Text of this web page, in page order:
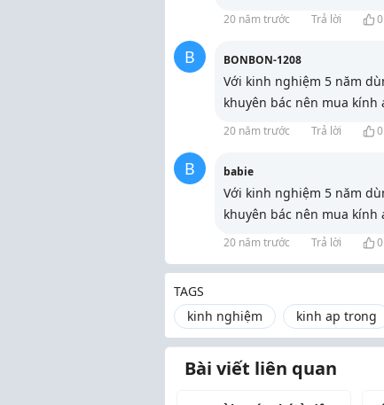
20 năm trước Trả lời 0
B BONBON-1208
Với kinh nghiệm 5 năm
khuyên bác nên mua kính
20 năm trước Trả lời 0
B babie
Với kinh nghiệm 5 năm
khuyên bác nên mua kính
20 năm trước Trả lời 0
TAGS
kinh nghiệm
kinh ap trong
Bài viết liên quan